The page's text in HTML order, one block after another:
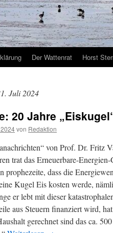
Der Wattenrat Horst
Juli 2024
20 Jahre
von Redaktion
von Prof. Dr. Fritz
trat das Erneuerbare-
prophezeite, dass die
Kugel Eis kosten werde,
er lebt mit dieser
aus Steuern finanziert wird,
gerechnet sind das ca.